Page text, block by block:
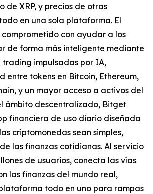
de XRP, y precios de otras
en una sola plataforma. El
con ayudar a los
de forma más inteligente mediante
impulsadas por IA,
entre tokens en Bitcoin, Ethereum,
y un mayor acceso a activos del
ámbito descentralizado, Bitget
financiera de uso diario diseñada
criptomonedas sean simples,
las finanzas cotidianas. Al servicio
de usuarios, conecta las vías
las finanzas del mundo real,
todo en uno para rampas